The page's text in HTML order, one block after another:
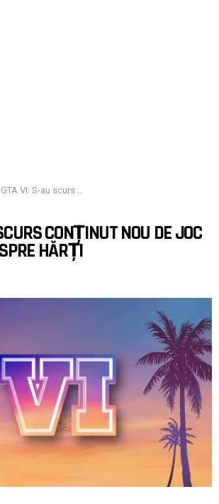
GTA VI: S-au scurs conținut nou de joc și detalii despre hărți
CONȚINUT NOU DE JOC
HĂRȚI